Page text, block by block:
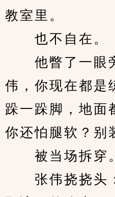
教室里。
也不自在。
他瞥了一眼
伟，你现在都是
跺一跺脚，地面
你还怕腿软？别
被当场拆穿
张伟挠挠头